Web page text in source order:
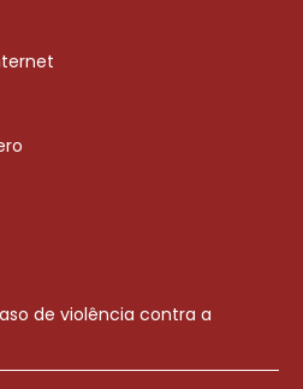
de violência contra a